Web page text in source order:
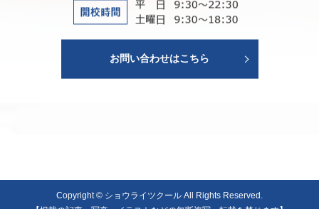
お問い合わせはこちら
Copyright © ショウライツクール All Rights Reserved.